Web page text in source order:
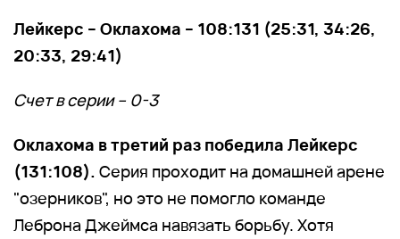
Лейкерс – Оклахома – 108:131 (25:31, 34:26,
20:33, 29:41)
Счет в серии – 0-3
Оклахома в третий раз победила Лейкерс
(131:108). Серия проходит на домашней арене
"озерников", но это не помогло команде
Леброна Джеймса навязать борьбу. Хотя